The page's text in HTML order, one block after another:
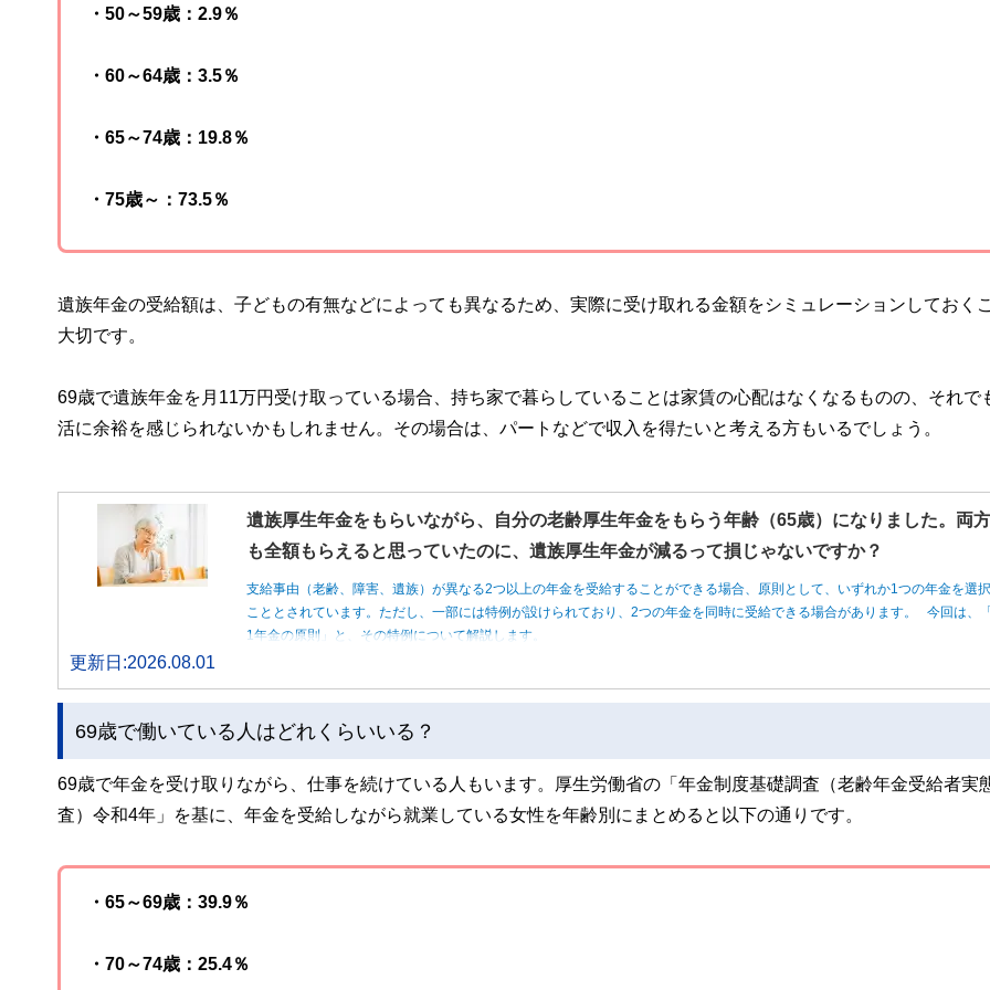
・50～59歳：2.9％
・60～64歳：3.5％
・65～74歳：19.8％
・75歳～：73.5％
遺族年金の受給額は、子どもの有無などによっても異なるため、実際に受け取れる金額をシミュレーションしておく
大切です。
69歳で遺族年金を月11万円受け取っている場合、持ち家で暮らしていることは家賃の心配はなくなるものの、それで
活に余裕を感じられないかもしれません。その場合は、パートなどで収入を得たいと考える方もいるでしょう。
遺族厚生年金をもらいながら、自分の老齢厚生年金をもらう年齢（65歳）になりました。両
も全額もらえると思っていたのに、遺族厚生年金が減るって損じゃないですか？
支給事由（老齢、障害、遺族）が異なる2つ以上の年金を受給することができる場合、原則として、いずれか1つの年金を選
こととされています。ただし、一部には特例が設けられており、2つの年金を同時に受給できる場合があります。 今回は、
1年金の原則」と、その特例について解説します。
更新日:2026.08.01
69歳で働いている人はどれくらいいる？
69歳で年金を受け取りながら、仕事を続けている人もいます。厚生労働省の「年金制度基礎調査（老齢年金受給者実
査）令和4年」を基に、年金を受給しながら就業している女性を年齢別にまとめると以下の通りです。
・65～69歳：39.9％
・70～74歳：25.4％